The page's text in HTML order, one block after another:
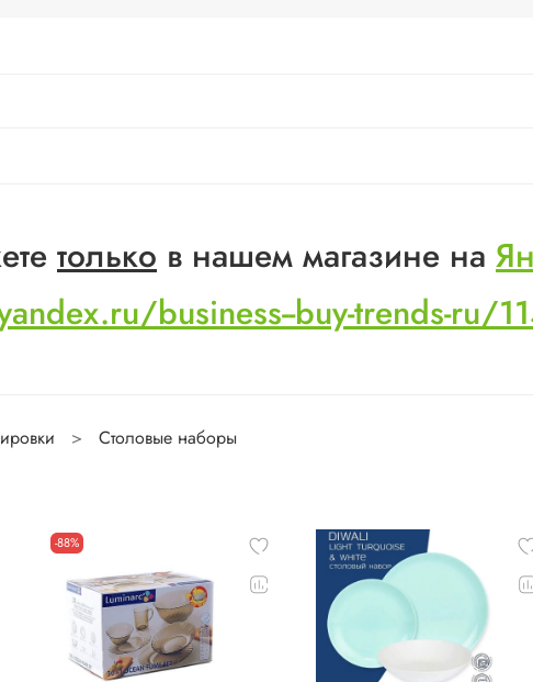
только в нашем магазине на
business--buy-trends-ru/
Столовые наборы
-88%